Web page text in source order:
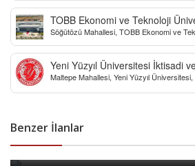
TOBB Ekonomi ve Teknoloji
Söğütözü Mahallesi, TOBB Ekonomi ve
Yeni Yüzyıl Üniversitesi İktisadi
Fakültesi
Maltepe Mahallesi, Yeni Yüzyıl
Benzer İlanlar